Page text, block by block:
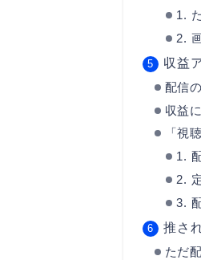
1.
2.
収益
配信
収益
「視
1.
2.
3.
推さ
ただ